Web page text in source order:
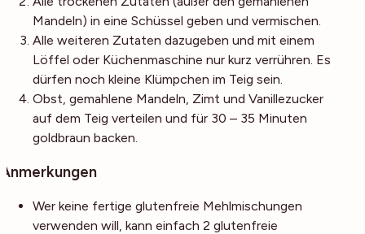
Mandeln) in eine Schüssel geben und vermischen.
Alle weiteren Zutaten dazugeben und mit einem
Löffel oder Küchenmaschine nur kurz verrühren. Es
dürfen noch kleine Klümpchen im Teig sein.
Obst, gemahlene Mandeln, Zimt und Vanillezucker
auf dem Teig verteilen und für 30 – 35 Minuten
goldbraun backen.
Anmerkungen
Wer keine fertige glutenfreie Mehlmischungen
verwenden will, kann einfach 2 glutenfreie